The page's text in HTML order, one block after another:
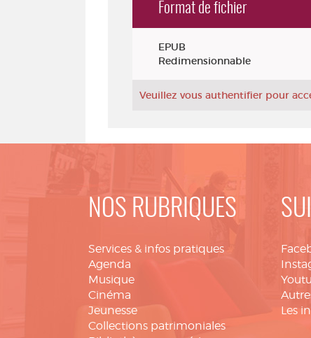
Format de fichier
EPUB
Redimensionnable
Veuillez vous authentifier pour
NOS RUBRIQUES
Services & infos pratiques
Agenda
Musique
Cinéma
Jeunesse
Collections patrimoniales
Les